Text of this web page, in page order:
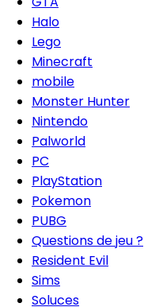
Halo
Lego
Minecraft
mobile
Monster Hunter
Nintendo
Palworld
PC
PlayStation
Pokemon
PUBG
Questions de jeu ?
Resident Evil
Sims
Soluces